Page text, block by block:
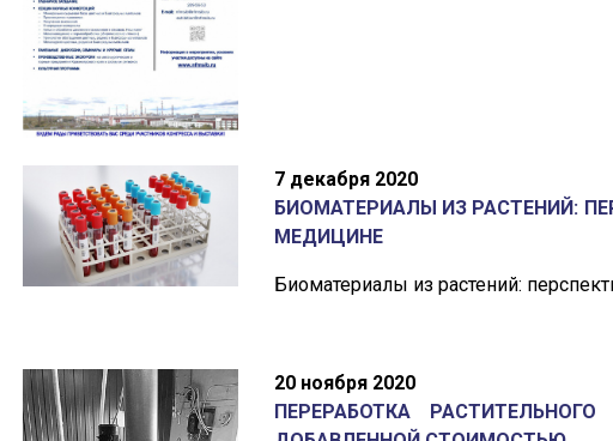
7 декабря 2020
БИОМАТЕРИАЛЫ ИЗ РАСТЕНИЙ:
МЕДИЦИНЕ
Биоматериалы из растений:
20 ноября 2020
ПЕРЕРАБОТКА